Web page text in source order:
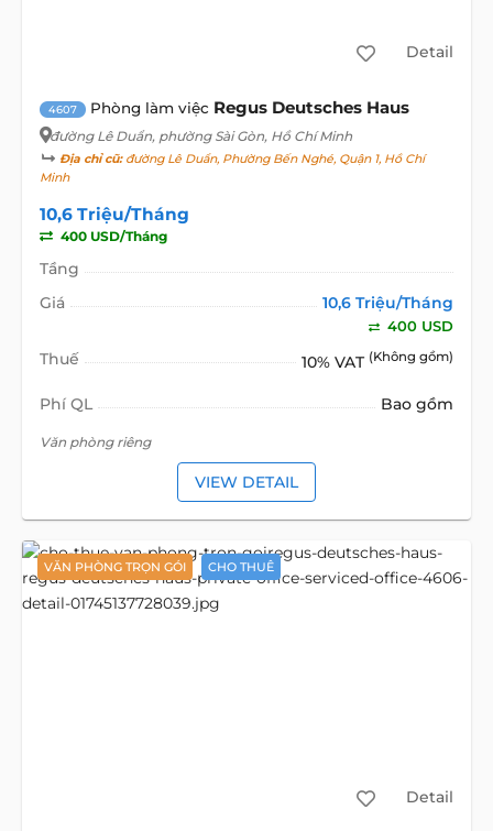
Detail
4607 Phòng làm việc Regus Deutsches Haus
đường Lê Duẩn, phường Sài Gòn, Hồ Chí Minh
Địa chỉ cũ:đường Lê Duẩn, Phường Bến Nghé, Quận 1, Hồ Chí
Minh
10,6 Triệu/Tháng
400 USD/Tháng
Tầng
Giá
10,6 Triệu/Tháng
400 USD
Thuế 10% VAT (Không gồm)
Phí QL Bao gồm
Văn phòng riêng
VIEW DETAIL
VĂN PHÒNG TRỌN GÓI CHO THUÊ
Detail